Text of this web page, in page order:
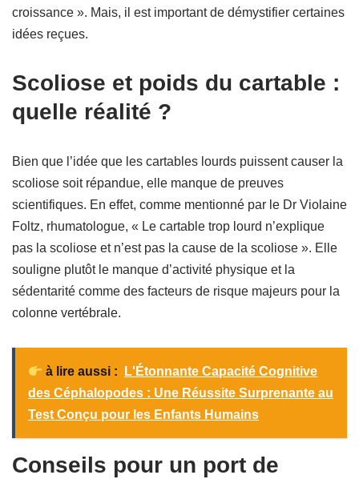
croissance ». Mais, il est important de démystifier certaines
idées reçues.
Scoliose et poids du cartable :
quelle réalité ?
Bien que l’idée que les cartables lourds puissent causer la
scoliose soit répandue, elle manque de preuves
scientifiques. En effet, comme mentionné par le Dr Violaine
Foltz, rhumatologue, « Le cartable trop lourd n’explique
pas la scoliose et n’est pas la cause de la scoliose ». Elle
souligne plutôt le manque d’activité physique et la
sédentarité comme des facteurs de risque majeurs pour la
colonne vertébrale.
à lire aussi :
L'Étonnante Capacité Cognitive
des Céphalopodes : Une Réussite Surprenante au
Test Conçu pour les Enfants Humains
Conseils pour un port de